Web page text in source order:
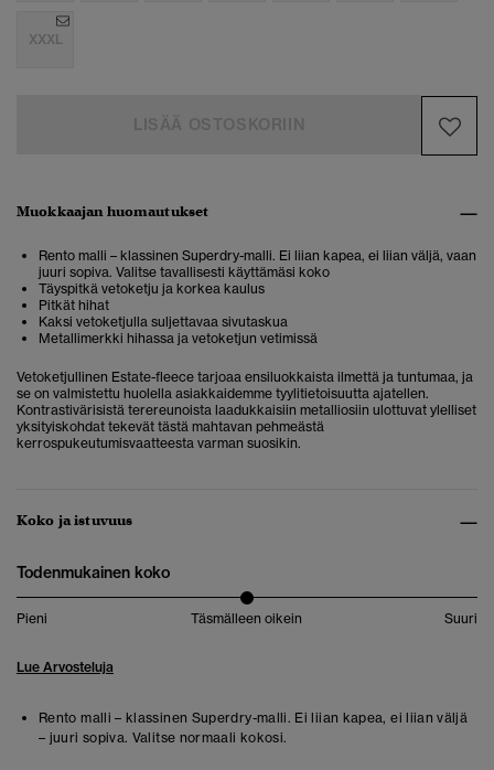
XXXL
Muokkaajan huomautukset
Rento malli – klassinen Superdry-malli. Ei liian kapea, ei liian väljä, vaan
juuri sopiva. Valitse tavallisesti käyttämäsi koko
Täyspitkä vetoketju ja korkea kaulus
Pitkät hihat
Kaksi vetoketjulla suljettavaa sivutaskua
Metallimerkki hihassa ja vetoketjun vetimissä
Vetoketjullinen Estate-fleece tarjoaa ensiluokkaista ilmettä ja tuntumaa, ja
se on valmistettu huolella asiakkaidemme tyylitietoisuutta ajatellen.
Kontrastivärisistä terereunoista laadukkaisiin metalliosiin ulottuvat ylelliset
yksityiskohdat tekevät tästä mahtavan pehmeästä
kerrospukeutumisvaatteesta varman suosikin.
Koko ja istuvuus
Todenmukainen koko
Pieni Täsmälleen oikein Suuri
Lue Arvosteluja
Rento malli – klassinen Superdry-malli. Ei liian kapea, ei liian väljä
– juuri sopiva. Valitse normaali kokosi.